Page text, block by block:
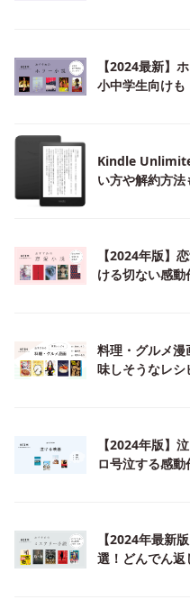
【2024最新】
小中学生向けも
Kindle
い方や解約方法
【2024年版】
ける切ない感動
料理・グルメ
味しそうなレシ
【2024年版】
ロ号泣する感動
【2024年最新
選！どんでん返